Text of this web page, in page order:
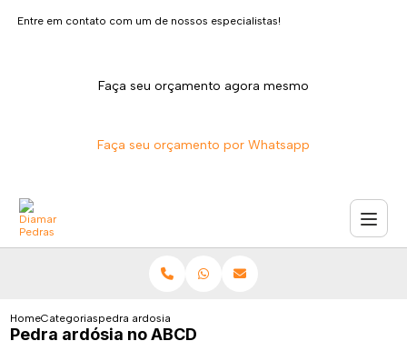
Entre em contato com um de nossos especialistas!
Faça seu orçamento agora mesmo
Faça seu orçamento por Whatsapp
HomeCategoriaspedra ardosia no abcd
Pedra ardósia no ABCD